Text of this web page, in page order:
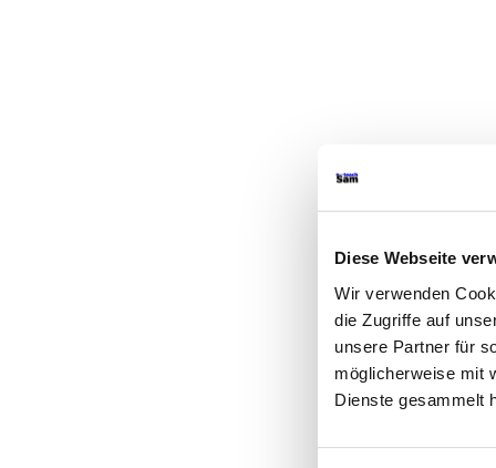
Diese Webseite
Wir verwenden
die Zugriffe auf
unsere Partner für
möglicherweise mit
Dienste gesammelt